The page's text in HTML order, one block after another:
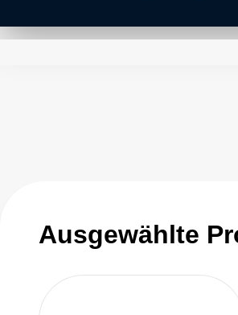
to create an Evergreen shelf.
Ausgewählte